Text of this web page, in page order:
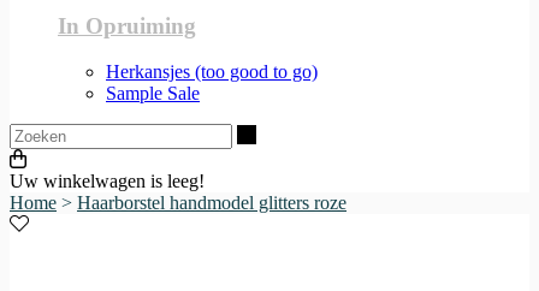
In Opruiming
Herkansjes (too good to go)
Sample Sale
Uw winkelwagen is leeg!
Home > Haarborstel handmodel glitters roze